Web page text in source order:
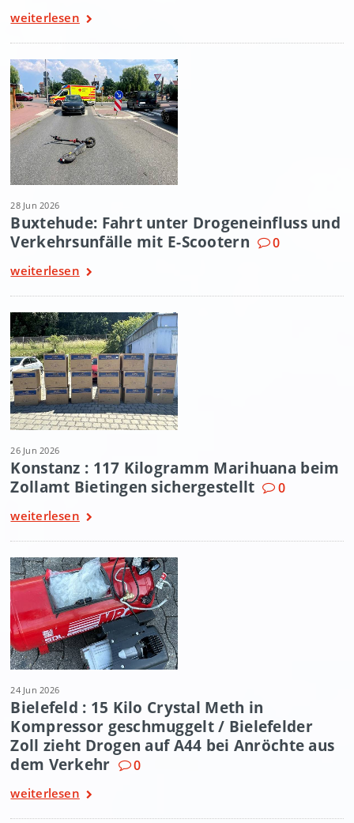
weiterlesen
28 Jun 2026
Buxtehude: Fahrt unter Drogeneinfluss und
Verkehrsunfälle mit E-Scootern
0
weiterlesen
26 Jun 2026
Konstanz : 117 Kilogramm Marihuana beim
Zollamt Bietingen sichergestellt
0
weiterlesen
24 Jun 2026
Bielefeld : 15 Kilo Crystal Meth in
Kompressor geschmuggelt / Bielefelder
Zoll zieht Drogen auf A44 bei Anröchte aus
dem Verkehr
0
weiterlesen